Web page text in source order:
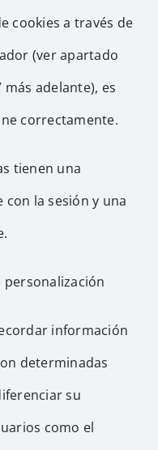
cookies a través de
(ver apartado
más adelante), es
correctamente.
tienen una
la sesión y una
personalización
información
determinadas
su
como el